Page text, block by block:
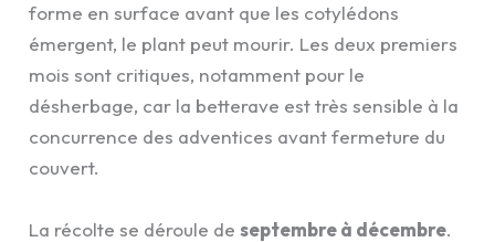
forme en surface avant que les cotylédons
émergent, le plant peut mourir. Les deux premiers
mois sont critiques, notamment pour le
désherbage, car la betterave est très sensible à la
concurrence des adventices avant fermeture du
couvert.
La récolte se déroule deseptembre à décembre.